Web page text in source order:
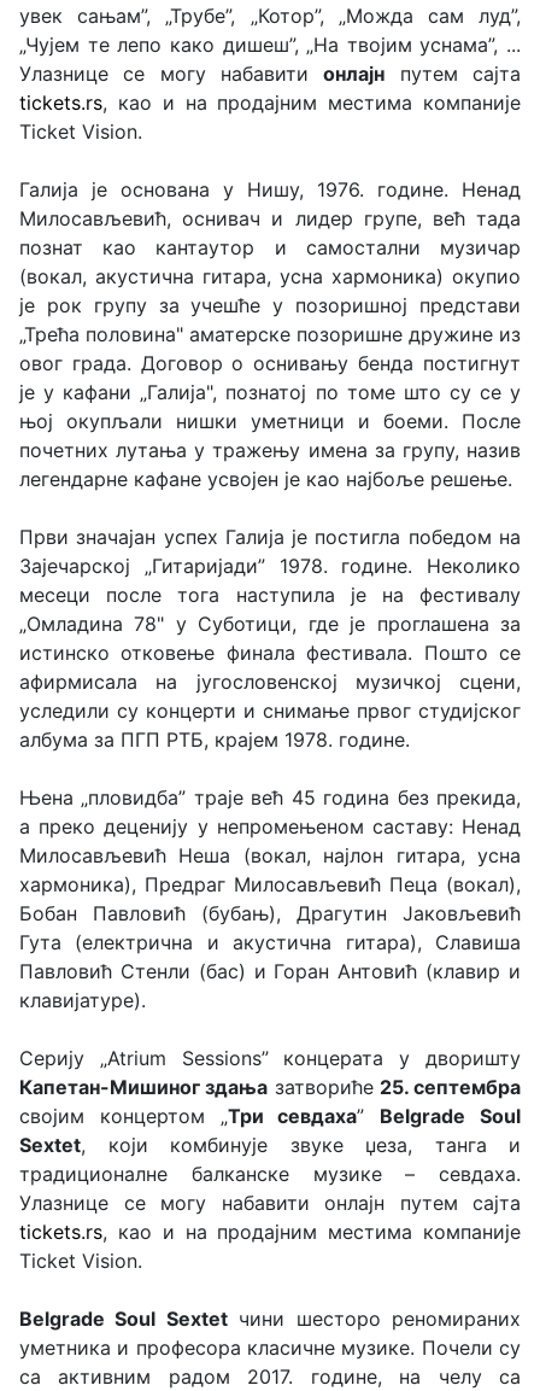
увек сањам”, „Трубе”, „Котор”, „Можда сам луд”,
„Чујем те лепо како дишеш”, „На твојим уснама”, ...
Улазнице се могу набавитионлајн путем сајта
tickets.rs, као и на продајним местима компаније
Ticket Vision.
Галија је основана у Нишу, 1976. године. Ненад
Милосављевић, оснивач и лидер групе, већ тада
познат као кантаутор и самостални музичар
(вокал, акустична гитара, усна хармоника) окупио
је рок групу за учешће у позоришној представи
„Трећа половина" аматерске позоришне дружине из
овог града. Договор о оснивању бенда постигнут
је у кафани „Галија", познатој по томе што су се у
њој окупљали нишки уметници и боеми. После
почетних лутања у тражењу имена за групу, назив
легендарне кафане усвојен је као најбоље решење.
Први значајан успех Галија је постигла победом на
Зајечарској „Гитаријади” 1978. године. Неколико
месеци после тога наступила је на фестивалу
„Омладина 78" у Суботици, где је проглашена за
истинско отковење финала фестивала. Пошто се
афирмисала на југословенској музичкој сцени,
уследили су концерти и снимање првог студијског
албума за ПГП РТБ, крајем 1978. године.
Њена „пловидба” траје већ 45 година без прекида,
а преко деценију у непромењеном саставу: Ненад
Милосављевић Неша (вокал, најлон гитара, усна
хармоника), Предраг Милосављевић Пеца (вокал),
Бобан Павловић (бубањ), Драгутин Јаковљевић
Гута (електрична и акустична гитара), Славиша
Павловић Стенли (бас) и Горан Антовић (клавир и
клавијатуре).
Серију „Atrium Sessions” концерата у дворишту
Капетан-Мишиног здања затвориће 25. септембра
својим концертом „Три севдаха” Belgrade Soul
Sextet, који комбинује звуке џеза, танга и
традиционалне балканске музике – севдаха.
Улазнице се могу набавити онлајн путем сајта
tickets.rs, као и на продајним местима компаније
Ticket Vision.
Belgrade Soul Sextetчини шесторо реномираних
уметника и професора класичне музике. Почели су
са активним радом 2017. године, на челу са